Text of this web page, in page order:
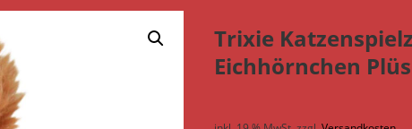
Trixie
Eichhörnchen